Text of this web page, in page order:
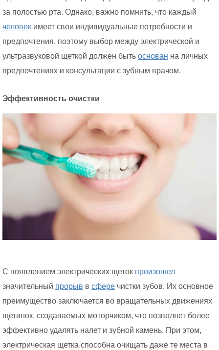
за полостью рта. Однако, важно помнить, что каждый
человек имеет свои индивидуальные потребности и
предпочтения, поэтому выбор между электрической и
ультразвуковой щеткой должен быть основан на личных
предпочтениях и консультации с зубным врачом.
Эффективность очистки
С появлением электрических щеток произошел
значительный прорыв в сфере чистки зубов. Их основное
преимущество заключается во вращательных движениях
щетинок, создаваемых моторчиком, что позволяет более
эффективно удалять налет и зубной камень. При этом,
электрическая щетка способна очищать даже те места в